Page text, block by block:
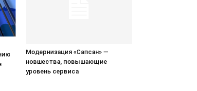
Модернизация «Сапсан» —
новшества, повышающие
уровень сервиса